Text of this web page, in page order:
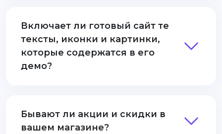
Включает ли готовый сайт те
тексты, иконки и картинки,
которые содержатся в его
демо?
Бывают ли акции и скидки в
вашем магазине?